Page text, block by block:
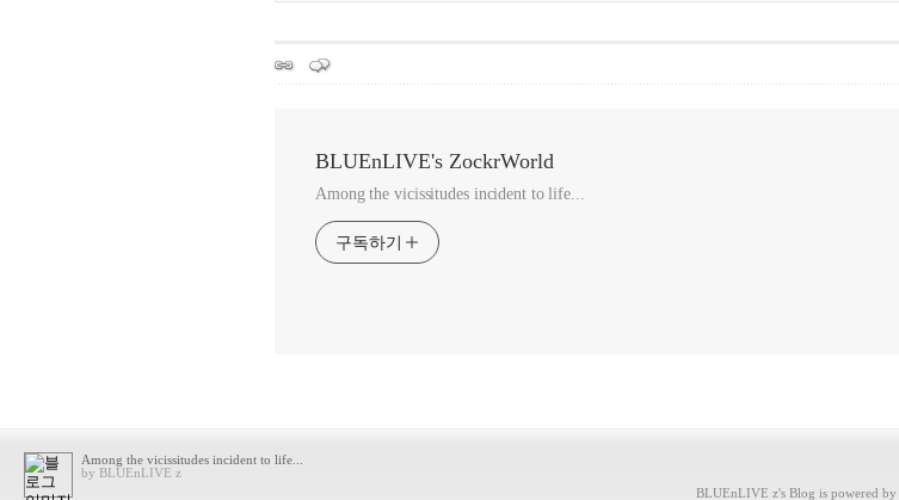
BLUEnLIVE's ZockrWorld
Among the vicissitudes incident to life...
구독하기
Among the vicissitudes incident to life...
by BLUEnLIVE z
BLUEnLIVE z's Blog is powered by